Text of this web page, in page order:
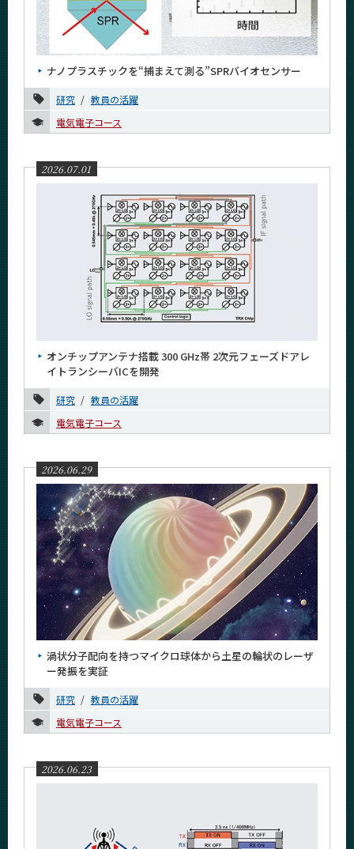
ナノプラスチックを“捕まえて測る”SPRバイオセンサー
研究
教員の活躍
電気電子コース
2026.07.01
オンチップアンテナ搭載 300 GHz帯 2次元フェーズドアレ
イトランシーバICを開発
研究
教員の活躍
電気電子コース
2026.06.29
渦状分子配向を持つマイクロ球体から土星の輪状のレーザ
ー発振を実証
研究
教員の活躍
電気電子コース
2026.06.23
学内向け情報
系詳細情報